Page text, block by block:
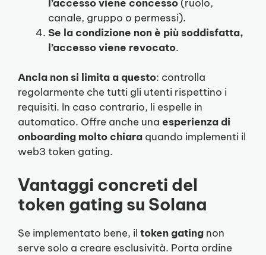
l’accesso viene concesso (ruolo,
canale, gruppo o permessi).
Se la condizione non è più soddisfatta,
l’accesso viene revocato.
Ancla non si limita a questo: controlla
regolarmente che tutti gli utenti rispettino i
requisiti. In caso contrario, li espelle in
automatico. Offre anche una esperienza di
onboarding molto chiara quando implementi il
web3 token gating.
Vantaggi concreti del
token gating su Solana
Se implementato bene, il token gating non
serve solo a creare esclusività. Porta ordine